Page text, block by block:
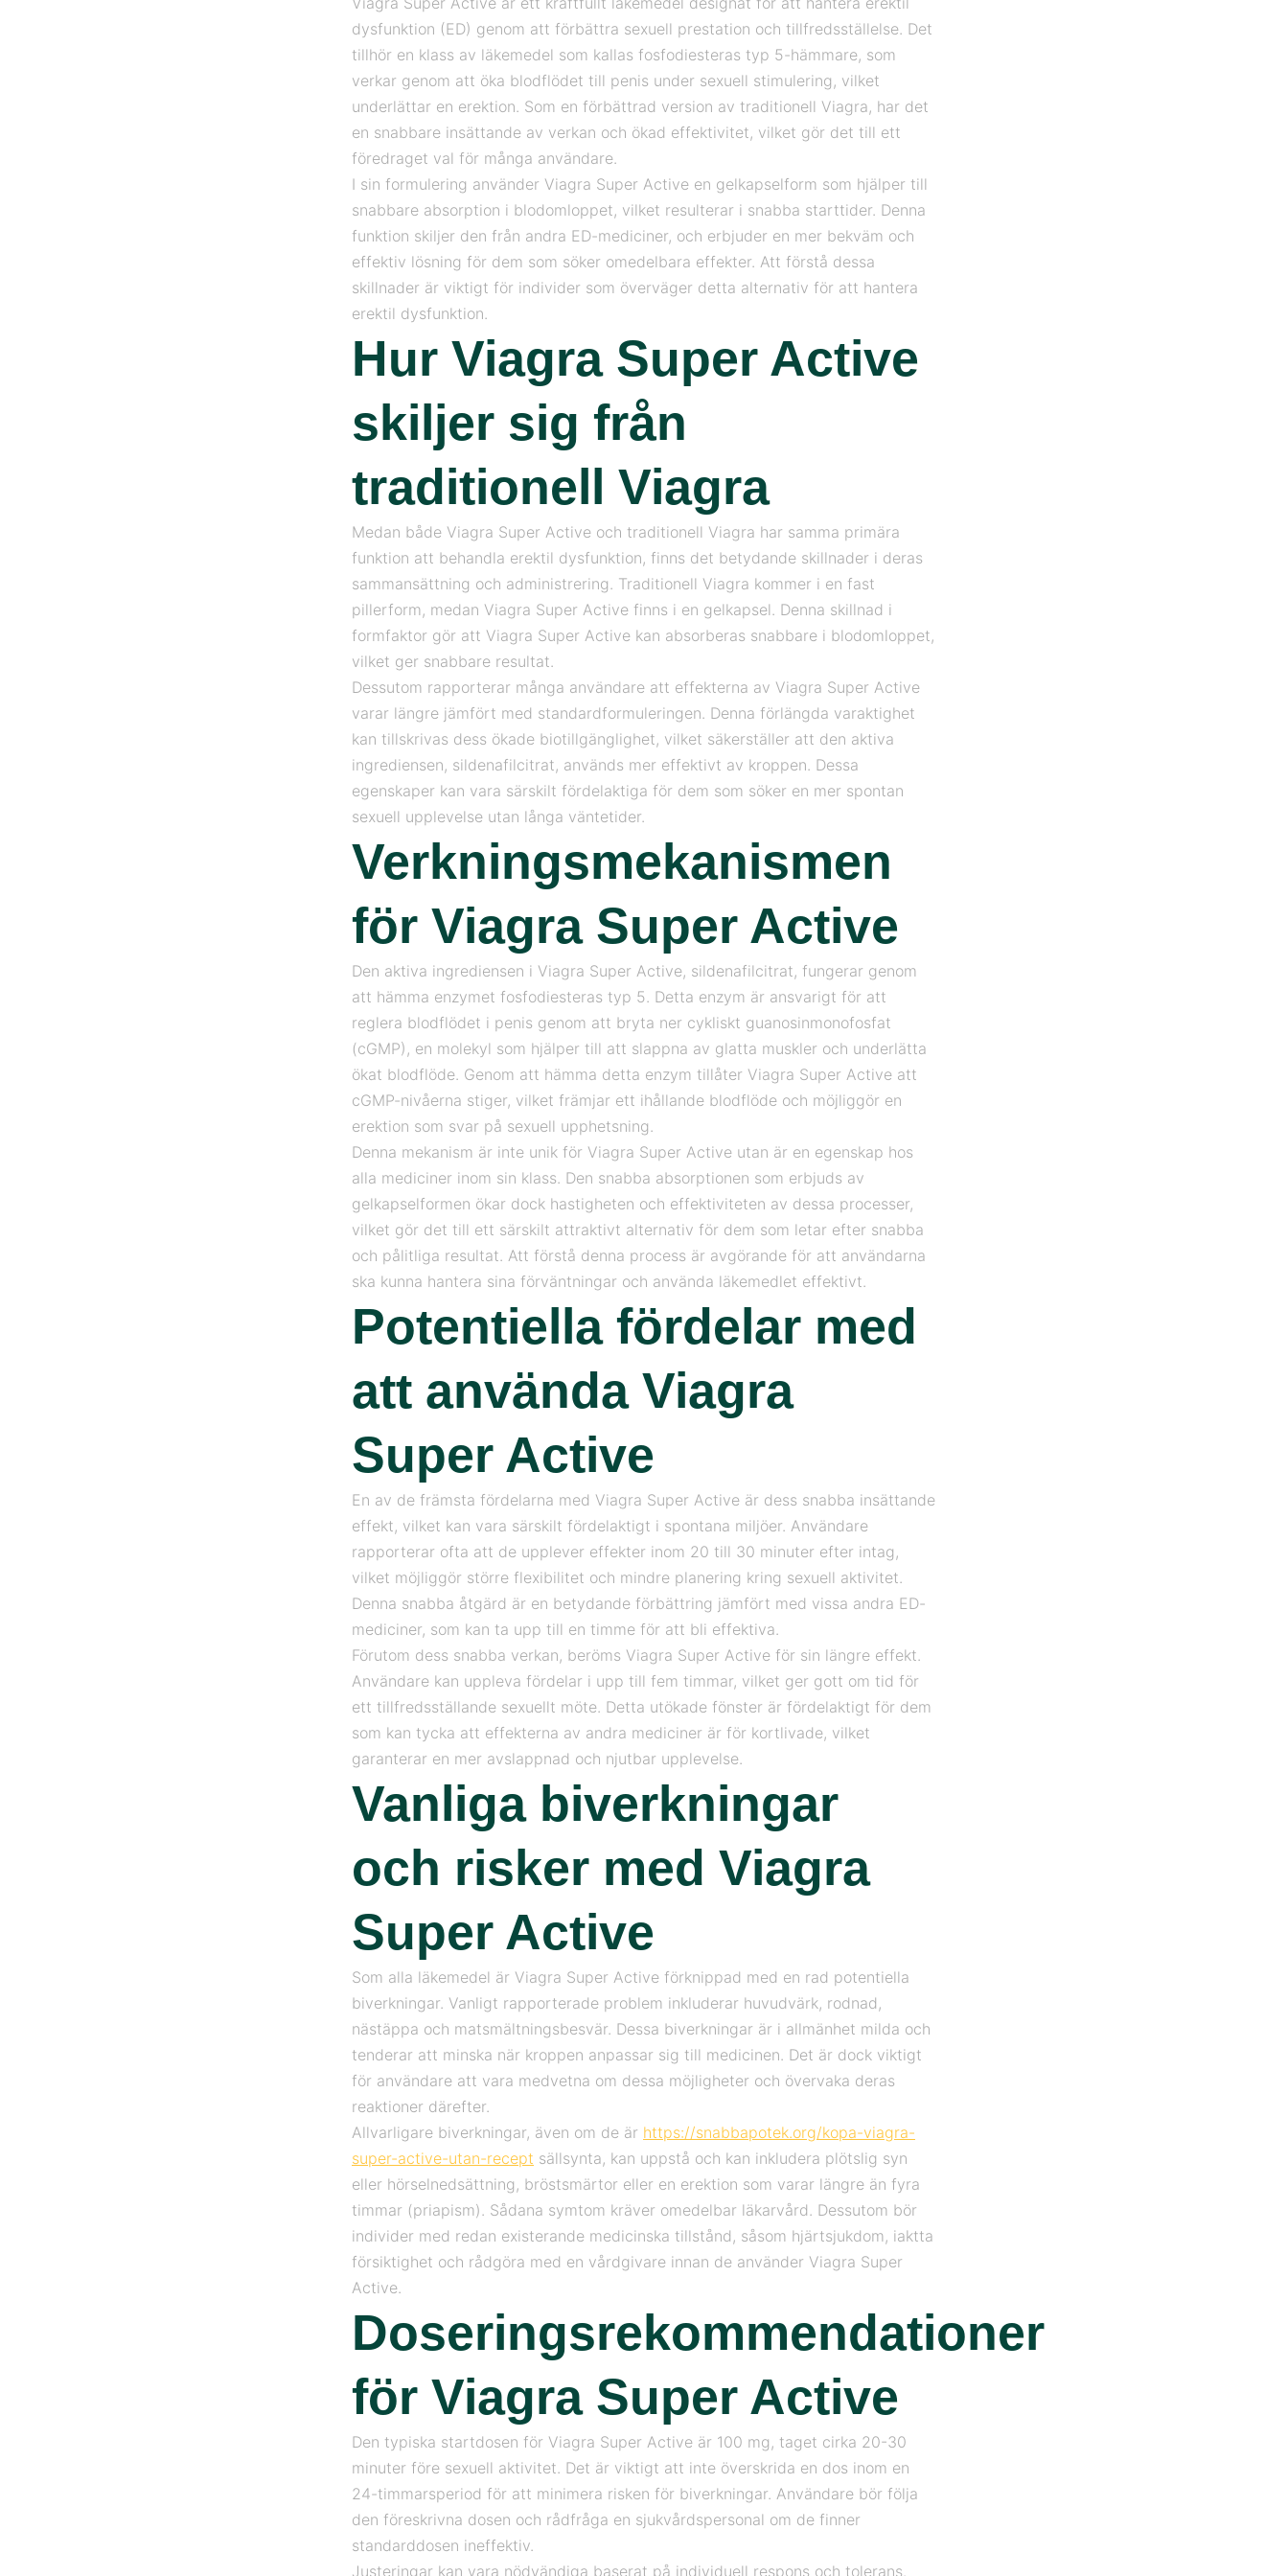
dysfunktion (ED) genom att förbättra sexuell prestation och tillfredsställelse. Det
tillhör en klass av läkemedel som kallas fosfodiesteras typ 5-hämmare, som
verkar genom att öka blodflödet till penis under sexuell stimulering, vilket
underlättar en erektion. Som en förbättrad version av traditionell Viagra, har det
en snabbare insättande av verkan och ökad effektivitet, vilket gör det till ett
föredraget val för många användare.
I sin formulering använder Viagra Super Active en gelkapselform som hjälper till
snabbare absorption i blodomloppet, vilket resulterar i snabba starttider. Denna
funktion skiljer den från andra ED-mediciner, och erbjuder en mer bekväm och
effektiv lösning för dem som söker omedelbara effekter. Att förstå dessa
skillnader är viktigt för individer som överväger detta alternativ för att hantera
erektil dysfunktion.
Hur Viagra Super Active
skiljer sig från
traditionell Viagra
Medan både Viagra Super Active och traditionell Viagra har samma primära
funktion att behandla erektil dysfunktion, finns det betydande skillnader i deras
sammansättning och administrering. Traditionell Viagra kommer i en fast
pillerform, medan Viagra Super Active finns i en gelkapsel. Denna skillnad i
formfaktor gör att Viagra Super Active kan absorberas snabbare i blodomloppet,
vilket ger snabbare resultat.
Dessutom rapporterar många användare att effekterna av Viagra Super Active
varar längre jämfört med standardformuleringen. Denna förlängda varaktighet
kan tillskrivas dess ökade biotillgänglighet, vilket säkerställer att den aktiva
ingrediensen, sildenafilcitrat, används mer effektivt av kroppen. Dessa
egenskaper kan vara särskilt fördelaktiga för dem som söker en mer spontan
sexuell upplevelse utan långa väntetider.
Verkningsmekanismen
för Viagra Super Active
Den aktiva ingrediensen i Viagra Super Active, sildenafilcitrat, fungerar genom
att hämma enzymet fosfodiesteras typ 5. Detta enzym är ansvarigt för att
reglera blodflödet i penis genom att bryta ner cykliskt guanosinmonofosfat
(cGMP), en molekyl som hjälper till att slappna av glatta muskler och underlätta
ökat blodflöde. Genom att hämma detta enzym tillåter Viagra Super Active att
cGMP-nivåerna stiger, vilket främjar ett ihållande blodflöde och möjliggör en
erektion som svar på sexuell upphetsning.
Denna mekanism är inte unik för Viagra Super Active utan är en egenskap hos
alla mediciner inom sin klass. Den snabba absorptionen som erbjuds av
gelkapselformen ökar dock hastigheten och effektiviteten av dessa processer,
vilket gör det till ett särskilt attraktivt alternativ för dem som letar efter snabba
och pålitliga resultat. Att förstå denna process är avgörande för att användarna
ska kunna hantera sina förväntningar och använda läkemedlet effektivt.
Potentiella fördelar med
att använda Viagra
Super Active
En av de främsta fördelarna med Viagra Super Active är dess snabba insättande
effekt, vilket kan vara särskilt fördelaktigt i spontana miljöer. Användare
rapporterar ofta att de upplever effekter inom 20 till 30 minuter efter intag,
vilket möjliggör större flexibilitet och mindre planering kring sexuell aktivitet.
Denna snabba åtgärd är en betydande förbättring jämfört med vissa andra ED-
mediciner, som kan ta upp till en timme för att bli effektiva.
Förutom dess snabba verkan, beröms Viagra Super Active för sin längre effekt.
Användare kan uppleva fördelar i upp till fem timmar, vilket ger gott om tid för
ett tillfredsställande sexuellt möte. Detta utökade fönster är fördelaktigt för dem
som kan tycka att effekterna av andra mediciner är för kortlivade, vilket
garanterar en mer avslappnad och njutbar upplevelse.
Vanliga biverkningar
och risker med Viagra
Super Active
Som alla läkemedel är Viagra Super Active förknippad med en rad potentiella
biverkningar. Vanligt rapporterade problem inkluderar huvudvärk, rodnad,
nästäppa och matsmältningsbesvär. Dessa biverkningar är i allmänhet milda och
tenderar att minska när kroppen anpassar sig till medicinen. Det är dock viktigt
för användare att vara medvetna om dessa möjligheter och övervaka deras
reaktioner därefter.
Allvarligare biverkningar, även om de är https://snabbapotek.org/kopa-viagra-
super-active-utan-recept sällsynta, kan uppstå och kan inkludera plötslig syn
eller hörselnedsättning, bröstsmärtor eller en erektion som varar längre än fyra
timmar (priapism). Sådana symtom kräver omedelbar läkarvård. Dessutom bör
individer med redan existerande medicinska tillstånd, såsom hjärtsjukdom, iaktta
försiktighet och rådgöra med en vårdgivare innan de använder Viagra Super
Active.
Doseringsrekommendationer
för Viagra Super Active
Den typiska startdosen för Viagra Super Active är 100 mg, taget cirka 20-30
minuter före sexuell aktivitet. Det är viktigt att inte överskrida en dos inom en
24-timmarsperiod för att minimera risken för biverkningar. Användare bör följa
den föreskrivna dosen och rådfråga en sjukvårdspersonal om de finner
standarddosen ineffektiv.
Justeringar kan vara nödvändiga baserat på individuell respons och tolerans.